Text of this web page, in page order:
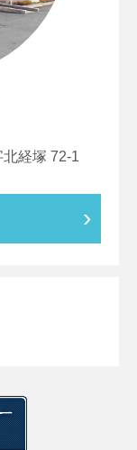
経塚 72-1